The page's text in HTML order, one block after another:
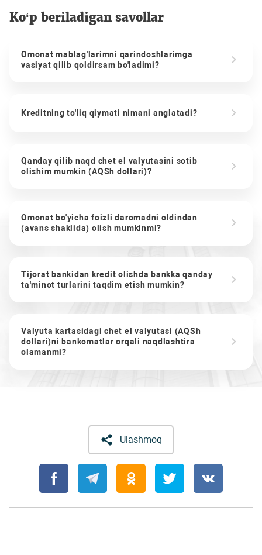
Ko‘p beriladigan savollar
Omonat mablag'larimni qarindoshlarimga
vasiyat qilib qoldirsam bo'ladimi?
Kreditning to'liq qiymati nimani anglatadi?
Qanday qilib naqd chet el valyutasini sotib
olishim mumkin (AQSh dollari)?
Omonat bo'yicha foizli daromadni oldindan
(avans shaklida) olish mumkinmi?
Tijorat bankidan kredit olishda bankka qanday
ta'minot turlarini taqdim etish mumkin?
Valyuta kartasidagi chet el valyutasi (AQSh
dollari)ni bankomatlar orqali naqdlashtira
olamanmi?
Ulashmoq